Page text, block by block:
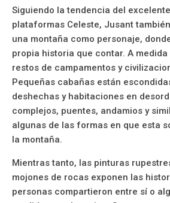
Siguiendo la tendencia del
plataformas Celeste, Jusant
una montaña como personaje,
propia historia que contar. A
restos de campamentos y
Pequeñas cabañas están
deshechas y habitaciones en
complejos, puentes, andamios y
algunas de las formas en que esta
la montaña.
Mientras tanto, las pinturas
mojones de rocas exponen las
personas compartieron entre sí o